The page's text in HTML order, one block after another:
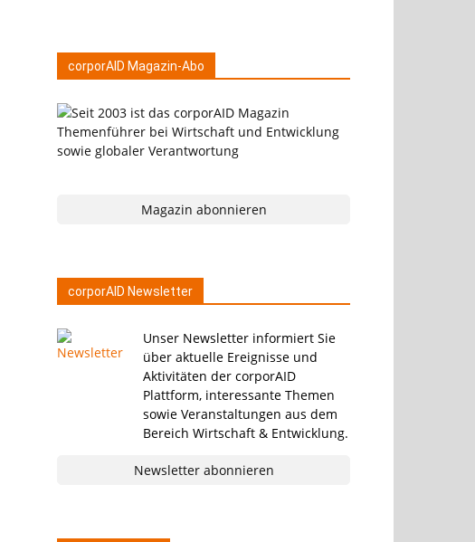
corporAID Magazin-Abo
Magazin abonnieren
corporAID Newsletter
Unser Newsletter informiert Sie
über aktuelle Ereignisse und
Aktivitäten der corporAID
Plattform, interessante Themen
sowie Veranstaltungen aus dem
Bereich Wirtschaft & Entwicklung.
Newsletter abonnieren